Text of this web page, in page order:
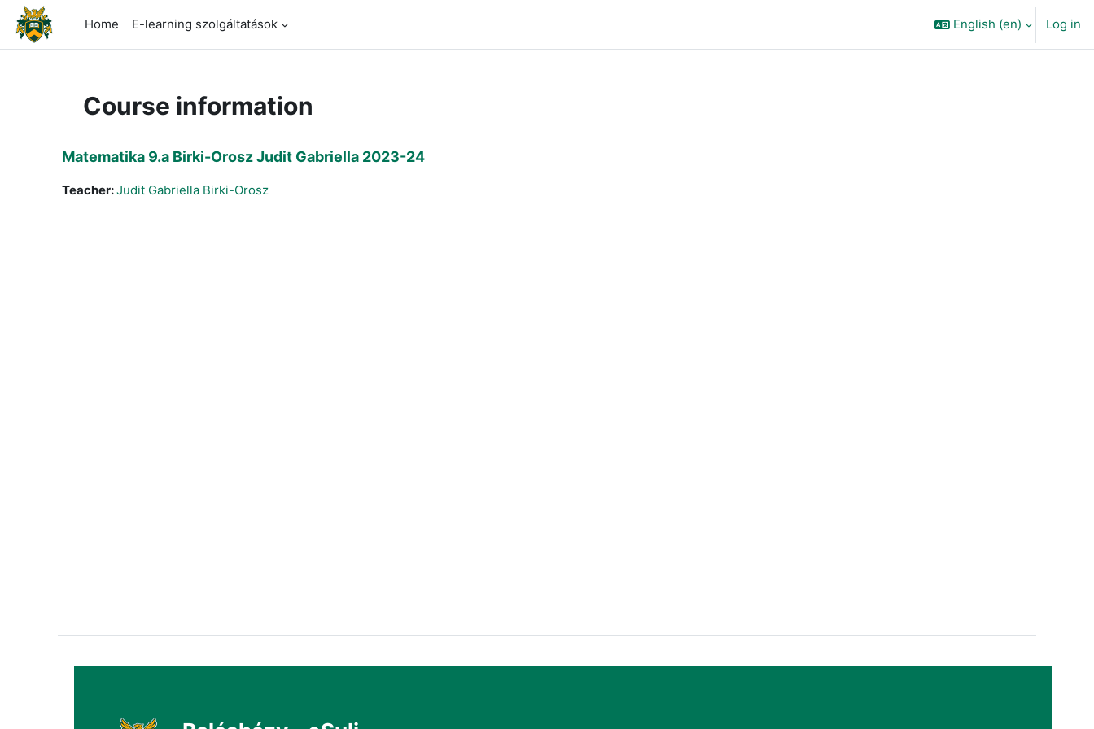
Skip to main content
Home
E-learning szolgáltatások English ‎(en)‎ Log in
Course information
Matematika 9.a Birki-Orosz Judit Gabriella 2023-24
Teacher:Judit Gabriella Birki-Orosz